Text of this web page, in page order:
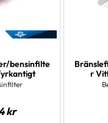
bensinfilte
kr
r